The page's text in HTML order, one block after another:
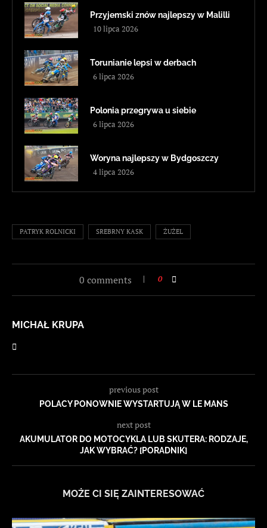
Przyjemski znów najlepszy w Malilli
10 lipca 2026
Torunianie lepsi w derbach
6 lipca 2026
Polonia przegrywa u siebie
6 lipca 2026
Woryna najlepszy w Bydgoszczy
4 lipca 2026
PATRYK ROLNICKI SREBRNY KASK ŻUŻEL
0 comments 0
MICHAŁ KRUPA
previous post
POLACY PONOWNIE WYSTARTUJĄ W LE MANS
next post
AKUMULATOR DO MOTOCYKLA LUB SKUTERA: RODZAJE,
JAK WYBRAĆ? [PORADNIK]
MOŻE CI SIĘ ZAINTERESOWAĆ